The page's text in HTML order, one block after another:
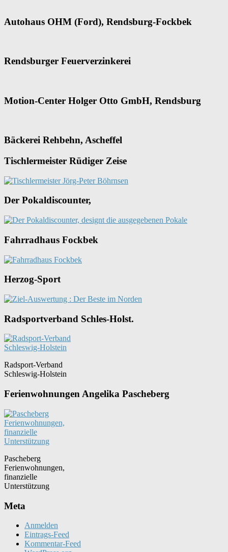
Autohaus OHM (Ford), Rendsburg-Fockbek
Rendsburger Feuerverzinkerei
Motion-Center Holger Otto GmbH, Rendsburg
Bäckerei Rehbehn, Ascheffel
Tischlermeister Rüdiger Zeise
Der Pokaldiscounter,
Fahrradhaus Fockbek
Herzog-Sport
Radsportverband Schles-Holst.
Radsport-Verband
Schleswig-Holstein
Ferienwohnungen Angelika Pascheberg
Pascheberg
Ferienwohnungen,
finanzielle
Unterstützung
Meta
Anmelden
Eintrags-Feed
Kommentar-Feed